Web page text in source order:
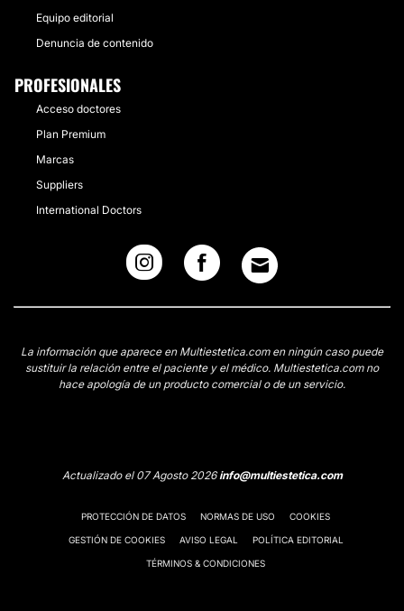
Equipo editorial
Denuncia de contenido
PROFESIONALES
Acceso doctores
Plan Premium
Marcas
Suppliers
International Doctors
La información que aparece en Multiestetica.com en ningún caso puede
sustituir la relación entre el paciente y el médico. Multiestetica.com no
hace apología de un producto comercial o de un servicio.
Actualizado el 07 Agosto 2026info@multiestetica.com
PROTECCIÓN DE DATOS NORMAS DE USO COOKIES
GESTIÓN DE COOKIES AVISO LEGAL POLÍTICA EDITORIAL
TÉRMINOS & CONDICIONES